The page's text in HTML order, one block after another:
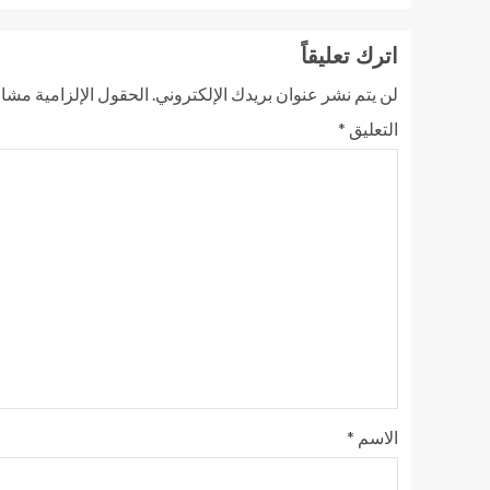
اترك تعليقاً
لن يتم نشر عنوان بريدك الإلكتروني. الحقول الإلزامية مشار
التعليق *
الاسم *